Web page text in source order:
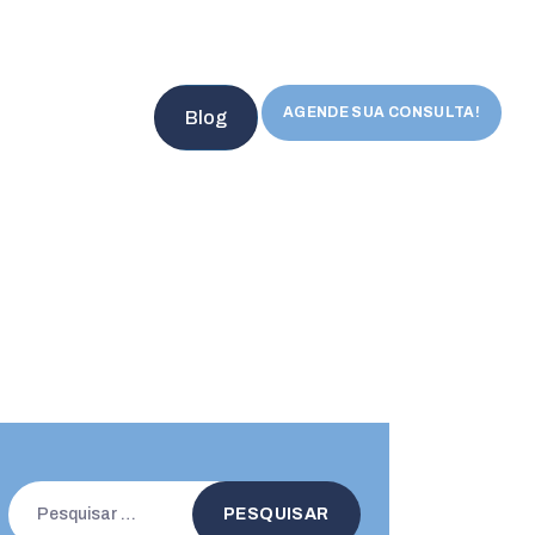
Blog AGENDE SUA CONSULTA!
Pesquisar
por: